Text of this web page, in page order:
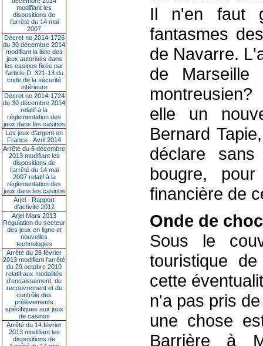
modifiant les
dispositions de
l’arrêté du 14 mai
2007
Décret no 2014-1726
du 30 décembre 2014
modifiant la liste des
jeux autorisés dans
les casinos fixée par
l’article D. 321-13 du
code de la sécurité
intérieure
Décret no 2014-1724
du 30 décembre 2014
relatif à la
réglementation des
jeux dans les casinos
Les jeux d’argent en
France - Avril 2014
Arrêté du 6 décembre
2013 modifiant les
dispositions de
l’arrêté du 14 mai
2007 relatif à la
réglementation des
jeux dans les casinos
Arjel - Rapport
d'activité 2012
Arjel Mars 2013
Régulation du secteur
des jeux en ligne et
nouvelles
technologies
Arrêté du 28 février
2013 modifiant l'arrêté
du 29 octobre 2010
relatif aux modalités
d'encaissement, de
recouvrement et de
contrôle des
prélèvements
spécifiques aux jeux
de casinos
Arrêté du 14 février
2013 modifiant les
dispositions de
Il n'en faut
fantasmes
de Navarre.
de Marseille
elle un
Bernard
déclare
bougre,
financière de
Onde de choc
Sous le
touristique
cette
n'a pas pris
une chose
Barrière à